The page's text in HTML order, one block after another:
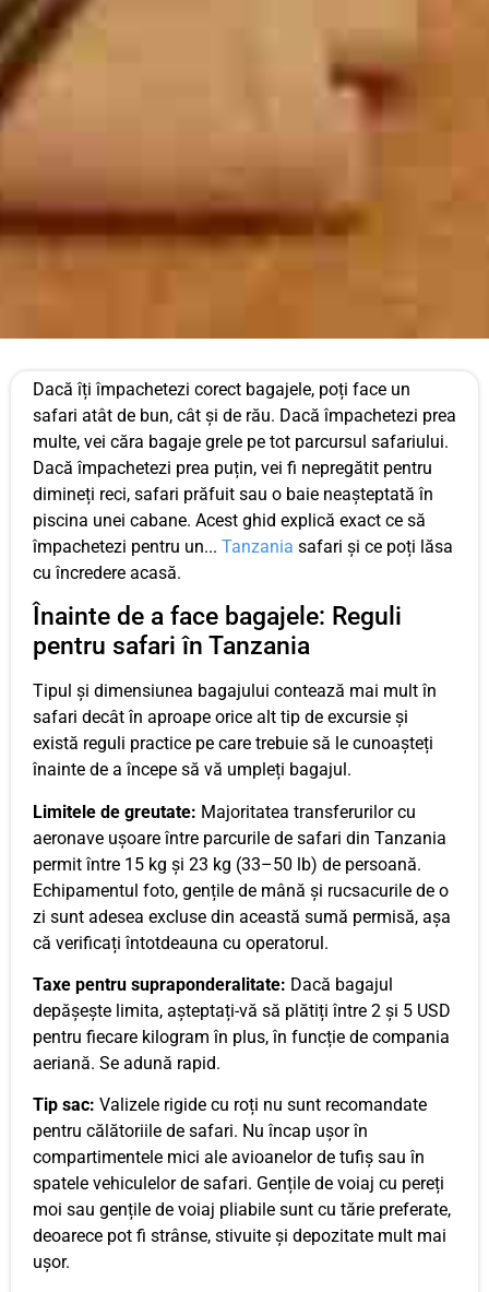
Dacă îți împachetezi corect bagajele, poți face un
safari atât de bun, cât și de rău. Dacă împachetezi prea
multe, vei căra bagaje grele pe tot parcursul safariului.
Dacă împachetezi prea puțin, vei fi nepregătit pentru
dimineți reci, safari prăfuit sau o baie neașteptată în
piscina unei cabane. Acest ghid explică exact ce să
împachetezi pentru un... Tanzania safari și ce poți lăsa
cu încredere acasă.
Înainte de a face bagajele: Reguli
pentru safari în Tanzania
Tipul și dimensiunea bagajului contează mai mult în
safari decât în ​​aproape orice alt tip de excursie și
există reguli practice pe care trebuie să le cunoașteți
înainte de a începe să vă umpleți bagajul.
Limitele de greutate: Majoritatea transferurilor cu
aeronave ușoare între parcurile de safari din Tanzania
permit între 15 kg și 23 kg (33–50 lb) de persoană.
Echipamentul foto, gențile de mână și rucsacurile de o
zi sunt adesea excluse din această sumă permisă, așa
că verificați întotdeauna cu operatorul.
Taxe pentru supraponderalitate: Dacă bagajul
depășește limita, așteptați-vă să plătiți între 2 și 5 USD
pentru fiecare kilogram în plus, în funcție de compania
aeriană. Se adună rapid.
Tip sac: Valizele rigide cu roți nu sunt recomandate
pentru călătoriile de safari. Nu încap ușor în
compartimentele mici ale avioanelor de tufiș sau în
spatele vehiculelor de safari. Gențile de voiaj cu pereți
moi sau gențile de voiaj pliabile sunt cu tărie preferate,
deoarece pot fi strânse, stivuite și depozitate mult mai
ușor.